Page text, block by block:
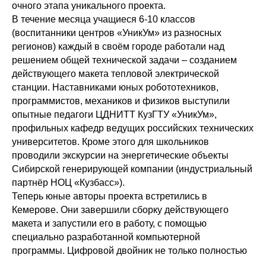
очного этапа уникального проекта.
В течение месяца учащиеся 6-10 классов
(воспитанники центров «УникУм» из разносных
регионов) каждый в своём городе работали над
решением общей технической задачи – созданием
действующего макета тепловой электрической
станции. Наставниками юных робототехников,
программистов, механиков и физиков выступили
опытные педагоги ЦДНИТТ КузГТУ «УникУм»,
профильных кафедр ведущих российских технических
университетов. Кроме этого для школьников
проводили экскурсии на энергетические объекты
Сибирской генерирующей компании (индустриальный
партнёр НОЦ «Кузбасс»).
Теперь юные авторы проекта встретились в
Кемерове. Они завершили сборку действующего
макета и запустили его в работу, с помощью
специально разработанной компьютерной
программы. Цифровой двойник не только полностью